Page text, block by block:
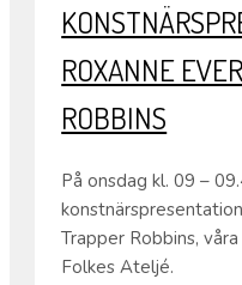
ROXANNE
ROBBINS
På onsdag kl. 09 –
Trapper Robbins,
Folkes Ateljé.